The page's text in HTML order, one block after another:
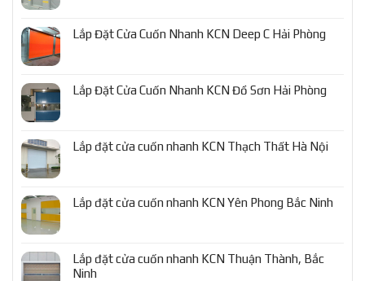
Lắp Đặt Cửa Cuốn Nhanh KCN Deep C Hải Phòng
Lắp Đặt Cửa Cuốn Nhanh KCN Đồ Sơn Hải Phòng
Lắp đặt cửa cuốn nhanh KCN Thạch Thất Hà Nội
Lắp đặt cửa cuốn nhanh KCN Yên Phong Bắc Ninh
Lắp đặt cửa cuốn nhanh KCN Thuận Thành, Bắc
Ninh